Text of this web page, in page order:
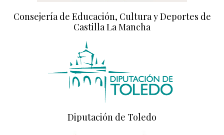
Consejería de Educación, Cultura y Deportes de
Castilla La Mancha
Diputación de Toledo